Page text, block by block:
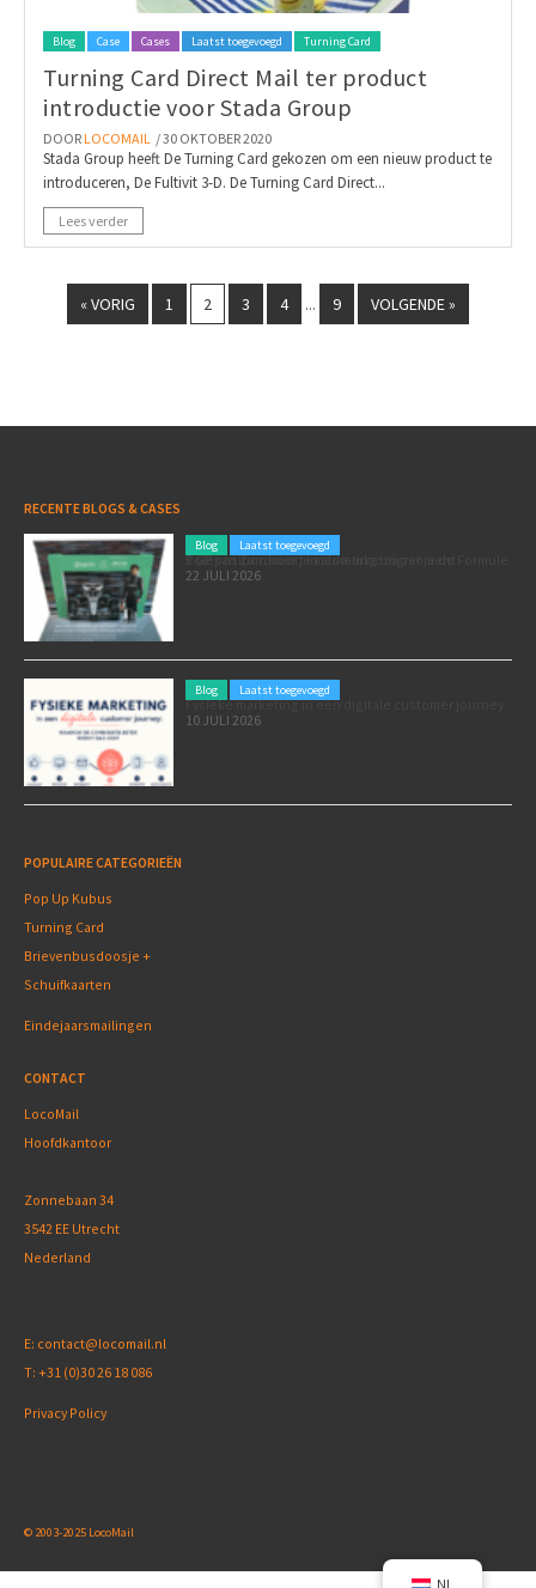
Blog Case Cases Laatst toegevoegd Turning Card
Turning Card Direct Mail ter product
introductie voor Stada Group
DOOR LOCOMAIL / 30 OKTOBER 2020
Stada Group heeft De Turning Card gekozen om een nieuw product te
introduceren, De Fultivit 3-D. De Turning Card Direct...
Lees verder
« VORIG 1 2 3 4 ... 9 VOLGENDE »
RECENTE BLOGS & CASES
Blog Laatst toegevoegd
Poleposition voor je marketing: zó zet je de Formule 1 GP van Zandvoort in als marketingmoment
22 JULI 2026
Blog Laatst toegevoegd
Fysieke marketing in een digitale customer journey
10 JULI 2026
POPULAIRE CATEGORIEËN
Pop Up Kubus
Turning Card
Brievenbusdoosje +
Schuifkaarten
Eindejaarsmailingen
CONTACT
LocoMail
Hoofdkantoor
Zonnebaan 34
3542 EE Utrecht
Nederland
E: contact@locomail.nl
T: +31 (0)30 26 18 086
Privacy Policy
© 2003-2025 LocoMail
NL